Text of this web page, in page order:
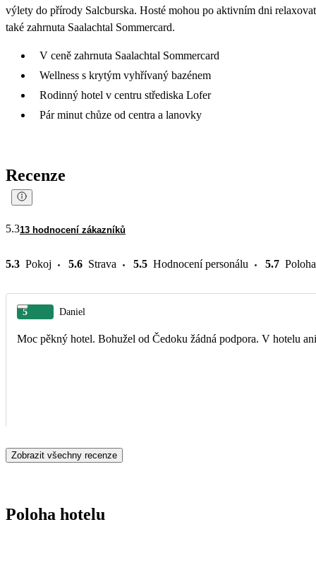
výlety do přírody Salcburska. Hosté mohou po aktivním dni
také zahrnuta Saalachtal Sommercard.
V ceně zahrnuta Saalachtal Sommercard
Wellness s krytým vyhřívaný bazénem
Rodinný hotel v centru střediska Lofer
Pár minut chůze od centra a lanovky
Recenze
5.313 hodnocení zákazníků
5.3 Pokoj 5.6 Strava 5.5 Hodnocení personálu 5.7 Poloha
5 Daniel
Moc pěkný hotel. Bohužel od Čedoku žádná podpora. V hotelu
Zobrazit všechny recenze
Poloha hotelu